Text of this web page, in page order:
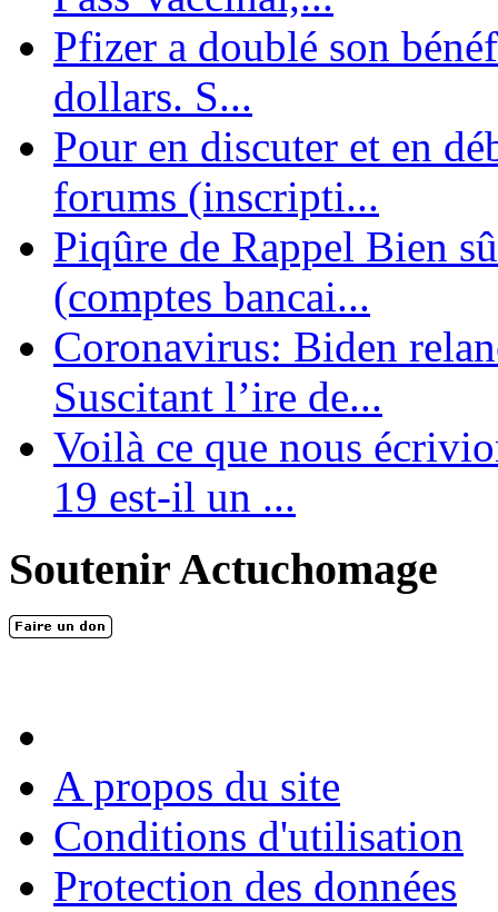
Pfizer a doublé son
dollars. S...
Pour en discuter et en
forums (inscripti...
Piqûre de Rappel Bien
(comptes bancai...
Coronavirus: Biden
Suscitant l’ire de...
Voilà ce que nous
19 est-il un ...
Soutenir Actuchomage
A propos du site
Conditions d'utilisation
Protection des données